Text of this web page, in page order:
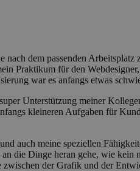
dem passenden
Praktikum für den
war es anfangs etwas
Unterstützung meiner
kleineren Aufgaben für
auch meine speziellen
die Dinge heran gehe, wie
zwischen der Grafik und der